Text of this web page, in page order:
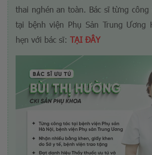
thai nghén an toàn. Bác sĩ từng
tại bệnh viện Phụ Sản Trung Ương
hẹn với bác sĩ: TẠI ĐÂY